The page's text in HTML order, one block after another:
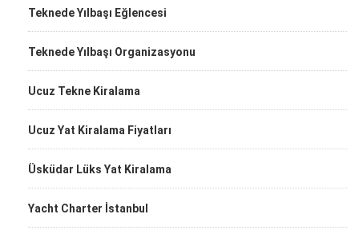
Teknede Yılbaşı Eğlencesi
Teknede Yılbaşı Organizasyonu
Ucuz Tekne Kiralama
Ucuz Yat Kiralama Fiyatları
Üsküdar Lüks Yat Kiralama
Yacht Charter İstanbul